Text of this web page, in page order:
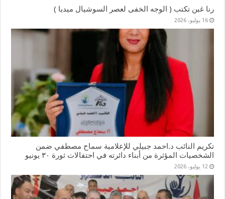
رنا غبن تكتب ( الوجه الخفى لعصر السوشيال ميديا )
16 يوليو، 2026
تكريم النائب د.احمد جبيلي للإعلامية سماح مصطفي ضمن
الشخصيات المؤثرة من أبناء دائرته في احتفالات ثورة ٣٠ يونيو
12 يوليو، 2026